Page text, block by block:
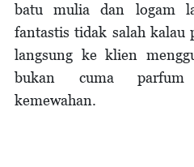
batu mulia dan logam
fantastis tidak salah
langsung ke klien
bukan cuma parfum
kemewahan.